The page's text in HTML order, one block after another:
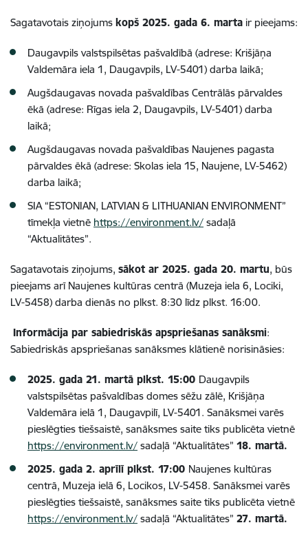
Sagatavotais ziņojums kopš 2025. gada 6. marta ir pieejams:
Daugavpils valstspilsētas pašvaldībā (adrese: Krišjāņa
Valdemāra iela 1, Daugavpils, LV-5401) darba laikā;
Augšdaugavas novada pašvaldības Centrālās pārvaldes
ēkā (adrese: Rīgas iela 2, Daugavpils, LV-5401) darba
laikā;
Augšdaugavas novada pašvaldības Naujenes pagasta
pārvaldes ēkā (adrese: Skolas iela 15, Naujene, LV-5462)
darba laikā;
SIA “ESTONIAN, LATVIAN & LITHUANIAN ENVIRONMENT”
tīmekļa vietnē https://environment.lv/ sadaļā
“Aktualitātes”.
Sagatavotais ziņojums, sākot ar 2025. gada 20. martu, būs
pieejams arī Naujenes kultūras centrā (Muzeja iela 6, Lociki,
LV-5458) darba dienās no plkst. 8:30 līdz plkst. 16:00.
Informācija par sabiedriskās apspriešanas sanāksmi:
Sabiedriskās apspriešanas sanāksmes klātienē norisināsies:
2025. gada 21. martā plkst. 15:00 Daugavpils
valstspilsētas pašvaldības domes sēžu zālē, Krišjāņa
Valdemāra ielā 1, Daugavpilī, LV-5401. Sanāksmei varēs
pieslēgties tiešsaistē, sanāksmes saite tiks publicēta vietnē
https://environment.lv/ sadaļā “Aktualitātes” 18. martā.
2025. gada 2. aprīlī plkst. 17:00 Naujenes kultūras
centrā, Muzeja ielā 6, Locikos, LV-5458. Sanāksmei varēs
pieslēgties tiešsaistē, sanāksmes saite tiks publicēta vietnē
https://environment.lv/ sadaļā “Aktualitātes” 27. martā.